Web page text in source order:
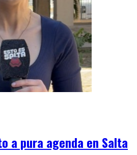
a pura agenda en Salta